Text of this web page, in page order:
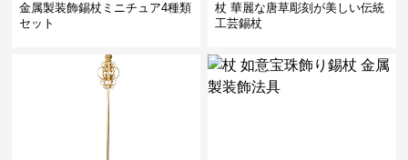
金属製装飾錫杖ミニチュア4種類
セット
杖 華麗な唐草彫刻が美しい伝統
工芸錫杖